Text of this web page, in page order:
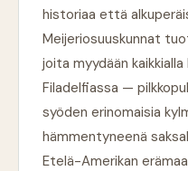
historiaa että
Meijeriosuuskunnat
joita myydään kaikkialla
Filadelfiassa —
syöden erinomaisia
hämmentyneenä
Etelä-Amerikan